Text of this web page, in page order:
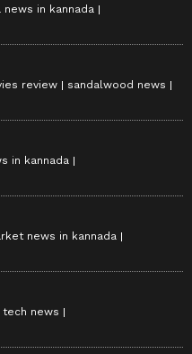
news in kannada
review
sandalwood news
in kannada
news in kannada
news